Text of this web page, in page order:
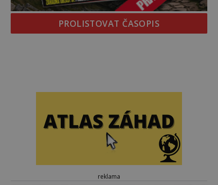
PROLISTOVAT ČASOPIS
reklama